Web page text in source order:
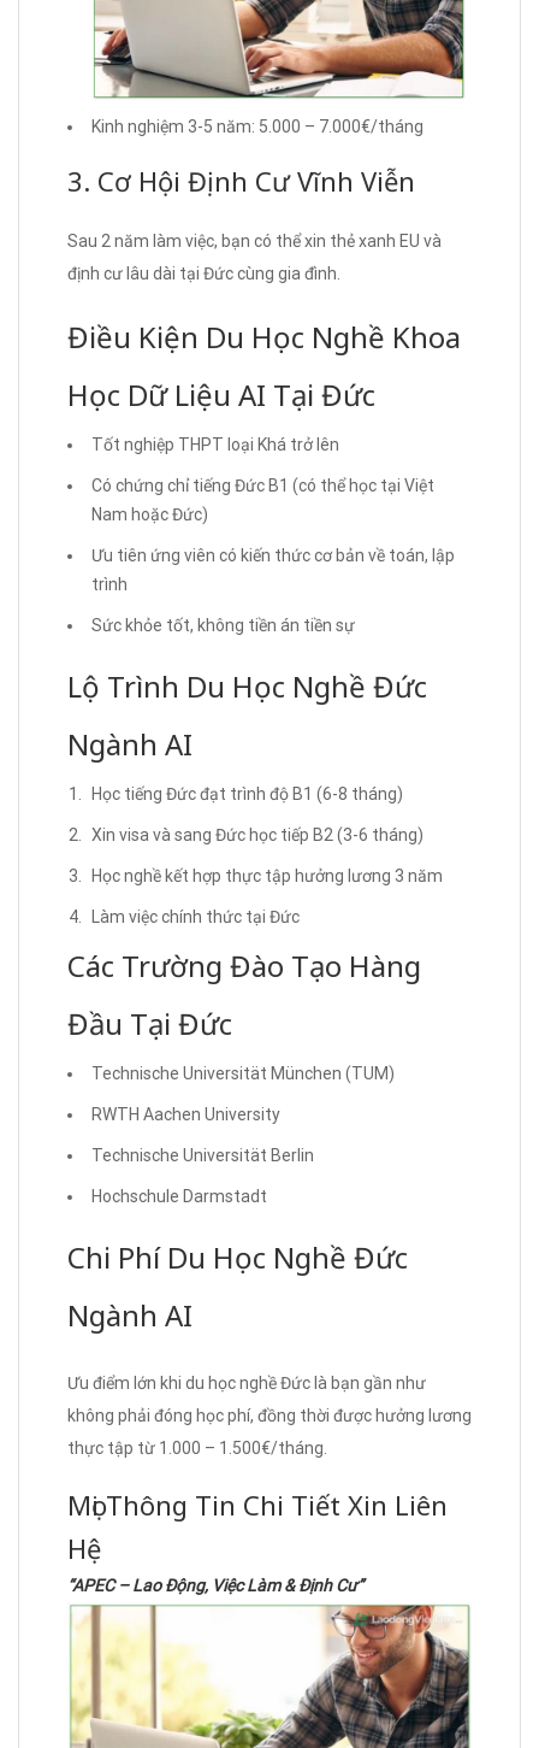
Kinh nghiệm 3-5 năm: 5.000 – 7.000€/tháng
3. Cơ Hội Định Cư Vĩnh Viễn
Sau 2 năm làm việc, bạn có thể xin thẻ xanh EU và
định cư lâu dài tại Đức cùng gia đình.
Điều Kiện Du Học Nghề Khoa
Học Dữ Liệu AI Tại Đức
Tốt nghiệp THPT loại Khá trở lên
Có chứng chỉ tiếng Đức B1 (có thể học tại Việt
Nam hoặc Đức)
Ưu tiên ứng viên có kiến thức cơ bản về toán, lập
trình
Sức khỏe tốt, không tiền án tiền sự
Lộ Trình Du Học Nghề Đức
Ngành AI
Học tiếng Đức đạt trình độ B1 (6-8 tháng)
Xin visa và sang Đức học tiếp B2 (3-6 tháng)
Học nghề kết hợp thực tập hưởng lương 3 năm
Làm việc chính thức tại Đức
Các Trường Đào Tạo Hàng
Đầu Tại Đức
Technische Universität München (TUM)
RWTH Aachen University
Technische Universität Berlin
Hochschule Darmstadt
Chi Phí Du Học Nghề Đức
Ngành AI
Ưu điểm lớn khi du học nghề Đức là bạn gần như
không phải đóng học phí, đồng thời được hưởng lương
thực tập từ 1.000 – 1.500€/tháng.
Mọi Thông Tin Chi Tiết Xin Liên
Hệ
“APEC – Lao Động, Việc Làm & Định Cư”